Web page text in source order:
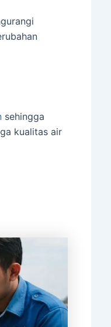
sehingga
kualitas air